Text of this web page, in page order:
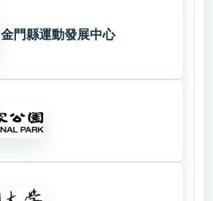
金門縣運動發展中心